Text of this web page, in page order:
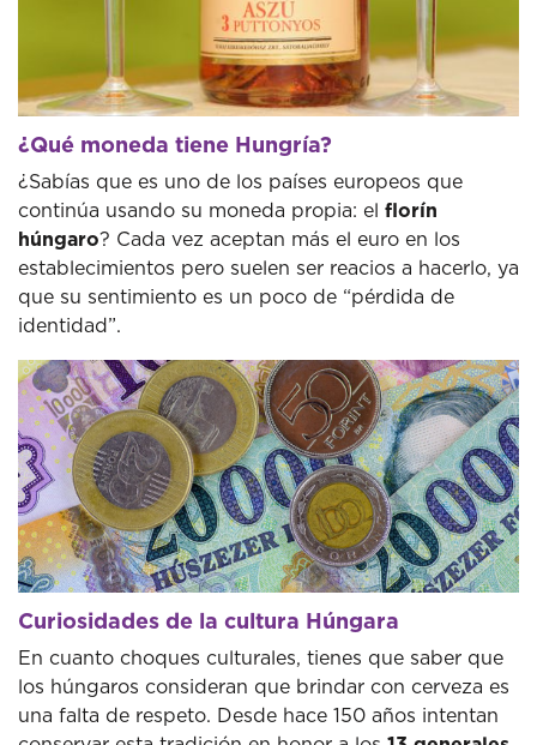
¿Qué moneda tiene Hungría?
¿Sabías que es uno de los países europeos que
continúa usando su moneda propia: el florín
húngaro? Cada vez aceptan más el euro en los
establecimientos pero suelen ser reacios a hacerlo, ya
que su sentimiento es un poco de “pérdida de
identidad”.
Curiosidades de la cultura Húngara
En cuanto choques culturales, tienes que saber que
los húngaros consideran que brindar con cerveza es
una falta de respeto. Desde hace 150 años intentan